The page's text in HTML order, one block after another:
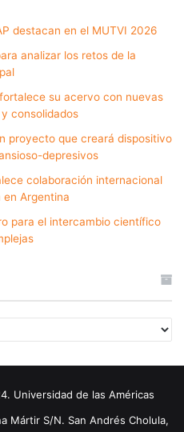
destacan en el MUTVI 2026
analizar los retos de la
su acervo con nuevas
consolidados
proyecto que creará dispositivo
depresivos
colaboración internacional
Argentina
para el intercambio científico
Universidad de las Américas
Mártir S/N. San Andrés Cholula,